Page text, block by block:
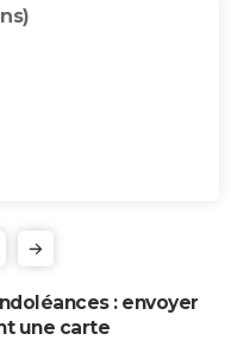
: envoyer
une carte